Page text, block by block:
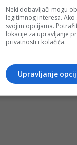
Neki dobavljači mogu
legitimnog interesa.
svojim opcijama.
lokacije za upravljanje
privatnosti i kolačića.
Upravljanje